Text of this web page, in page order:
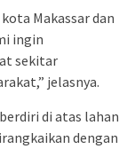
Makassar dan
ingin
sekitar
jelasnya.
di atas lahan
dengan